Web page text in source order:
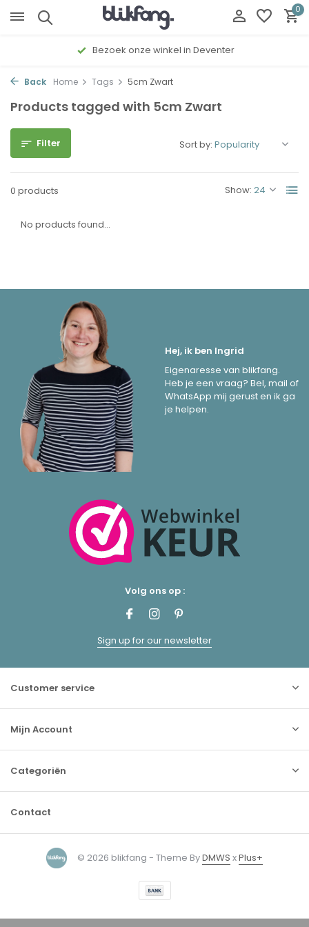
0
Bezoek onze winkel in Deventer
Back Home Tags 5cm Zwart
Products tagged with 5cm Zwart
Filter
0 products Show:
Sort by:
No products found...
Hej, ik ben Ingrid
Eigenaresse van blikfang.
Heb je een vraag? Bel, mail of
WhatsApp mij gerust en ik ga
je helpen.
Volg ons op :
Sign up for our newsletter
Customer service
Mijn Account
Categoriën
Contact
© 2026 blikfang - Theme ByDMWS xPlus+